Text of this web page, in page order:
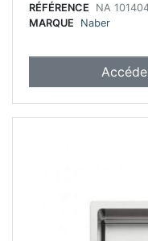
RÉFÉRENCE NA
MARQUE
Naber